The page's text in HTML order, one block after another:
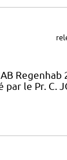
le Pr. C.